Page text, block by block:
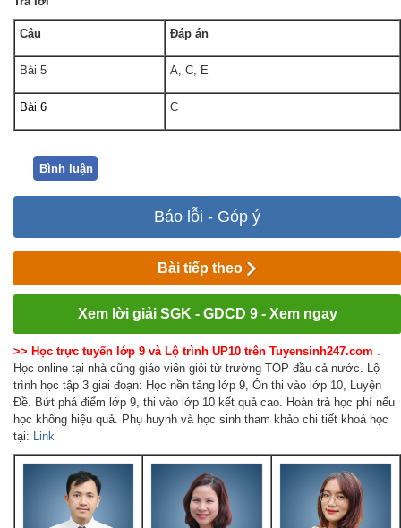
Câu Đáp án
Bài 5 A, C, E
Bài 6 C
Bình luận
Báo lỗi - Góp ý
Bài tiếp theo
Xem lời giải SGK - GDCD 9 - Xem ngay
>> Học trực tuyến lớp 9 và Lộ trình UP10 trên Tuyensinh247.com .
Học online tại nhà cũng giáo viên giỏi từ trường TOP đầu cả nước. Lộ
trình học tập 3 giai đoạn: Học nền tảng lớp 9, Ôn thi vào lớp 10, Luyện
Đề. Bứt phá điểm lớp 9, thi vào lớp 10 kết quả cao. Hoàn trả học phí nếu
học không hiệu quả. Phụ huynh và học sinh tham khảo chi tiết khoá học
tại: Link